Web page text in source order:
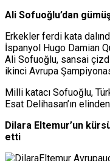
Ali Sofuoğlu’dan
Erkekler ferdi kata
İspanyol Hugo Damian
Ali Sofuoğlu, sansai
ikinci Avrupa
Milli katacı Sofuoğlu,
Esat Delihasan’ın
Dilara Eltemur’un
etti